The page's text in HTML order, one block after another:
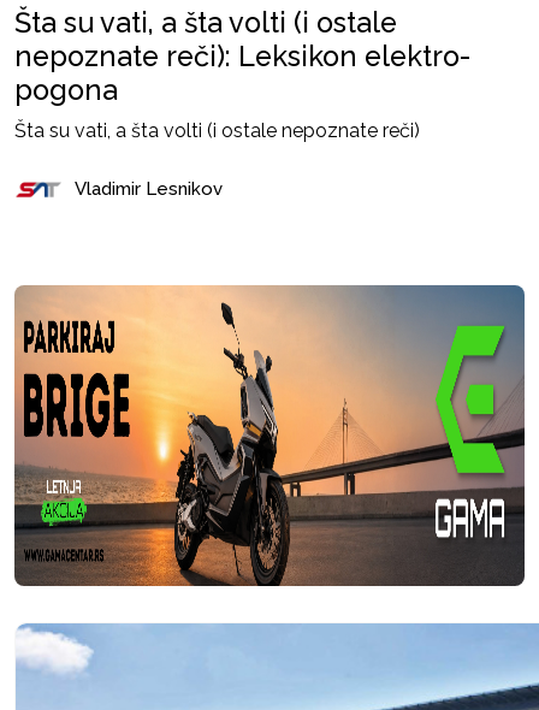
Šta su vati, a šta volti (i ostale
nepoznate reči): Leksikon elektro-
pogona
Šta su vati, a šta volti (i ostale nepoznate reči)
Vladimir Lesnikov